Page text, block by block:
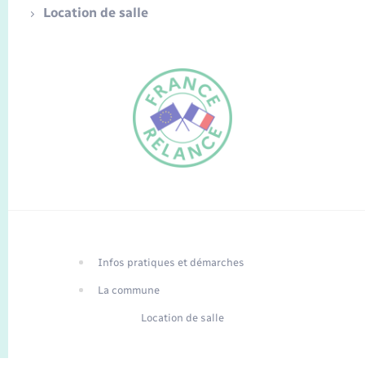
Traduction du
Location de salle
Infos pratiques et démarches
La commune
Location de salle